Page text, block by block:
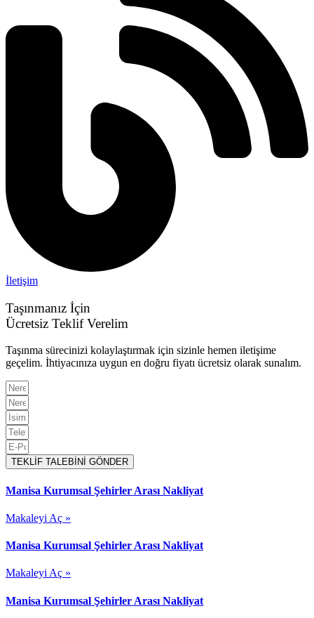
İletişim
Taşınmanız İçin
Ücretsiz Teklif Verelim
Taşınma sürecinizi kolaylaştırmak için sizinle hemen iletişime
geçelim. İhtiyacınıza uygun en doğru fiyatı ücretsiz olarak sunalım.
TEKLİF TALEBİNİ GÖNDER
Manisa Kurumsal Şehirler Arası Nakliyat
Makaleyi Aç »
Manisa Kurumsal Şehirler Arası Nakliyat
Makaleyi Aç »
Manisa Kurumsal Şehirler Arası Nakliyat